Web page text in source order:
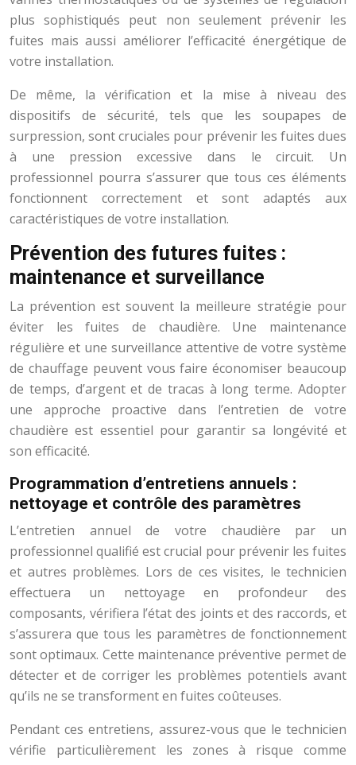
plus sophistiqués peut non seulement prévenir les
fuites mais aussi améliorer l’efficacité énergétique de
votre installation.
De même, la vérification et la mise à niveau des
dispositifs de sécurité, tels que les soupapes de
surpression, sont cruciales pour prévenir les fuites dues
à une pression excessive dans le circuit. Un
professionnel pourra s’assurer que tous ces éléments
fonctionnent correctement et sont adaptés aux
caractéristiques de votre installation.
Prévention des futures fuites :
maintenance et surveillance
La prévention est souvent la meilleure stratégie pour
éviter les fuites de chaudière. Une maintenance
régulière et une surveillance attentive de votre système
de chauffage peuvent vous faire économiser beaucoup
de temps, d’argent et de tracas à long terme. Adopter
une approche proactive dans l’entretien de votre
chaudière est essentiel pour garantir sa longévité et
son efficacité.
Programmation d’entretiens annuels :
nettoyage et contrôle des paramètres
L’entretien annuel de votre chaudière par un
professionnel qualifié est crucial pour prévenir les fuites
et autres problèmes. Lors de ces visites, le technicien
effectuera un nettoyage en profondeur des
composants, vérifiera l’état des joints et des raccords, et
s’assurera que tous les paramètres de fonctionnement
sont optimaux. Cette maintenance préventive permet de
détecter et de corriger les problèmes potentiels avant
qu’ils ne se transforment en fuites coûteuses.
Pendant ces entretiens, assurez-vous que le technicien
vérifie particulièrement les zones à risque comme